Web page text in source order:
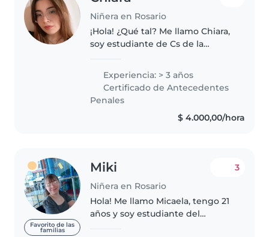
Niñera en Rosario
¡Hola! ¿Qué tal? Me llamo Chiara,
soy estudiante de Cs de la
estudios ofreciéndome como
niñera. Cuento con experiencia y
una amplia disponibilidad
horaria,..
Experiencia: > 3 años
Certificado de Antecedentes
Penales
$ 4.000,00/hora
Favorito de las
familias
Miki
Niñera en Rosario
3
Hola! Me llamo Micaela, tengo 21
años y soy estudiante del